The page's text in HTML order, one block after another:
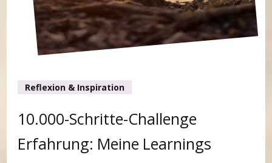
Reflexion & Inspiration
10.000-Schritte-Challenge
Erfahrung: Meine Learnings